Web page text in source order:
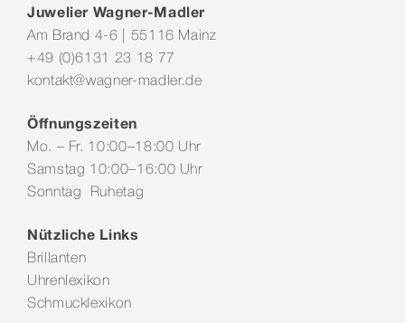
Juwelier Wagner-Madler
Am Brand 4-6 | 55116 Mainz
+49 (0)6131 23 18 77
kontakt@wagner-madler.de
Öffnungszeiten
Mo. – Fr. 10:00–18:00 Uhr
Samstag 10:00–16:00 Uhr
Sonntag Ruhetag
Nützliche Links
Brillanten
Uhrenlexikon
Schmucklexikon